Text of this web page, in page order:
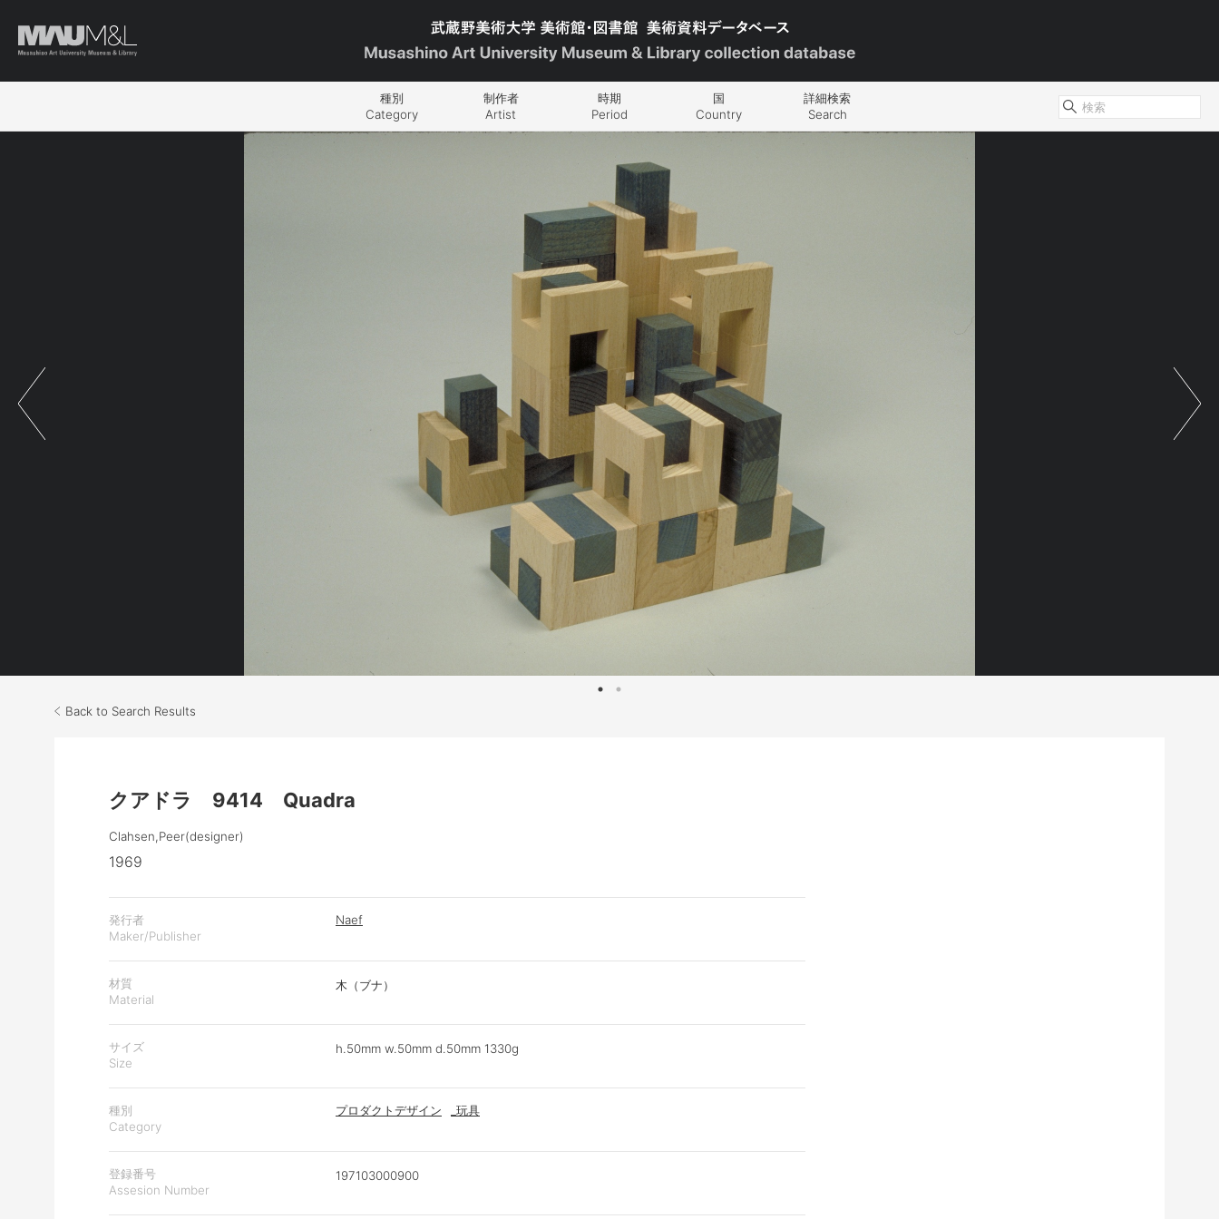
種別
Category
制作者
Artist
時期
Period
国
Country
詳細検索
Search
Back to Search Results
クアドラ 9414 Quadra
Clahsen,Peer(designer)
1969
発行者
Maker/Publisher
Naef
材質
Material
木（ブナ）
サイズ
Size
h.50mm w.50mm d.50mm 1330g
種別
Category
プロダクトデザイン _玩具
登録番号
Assesion Number
197103000900